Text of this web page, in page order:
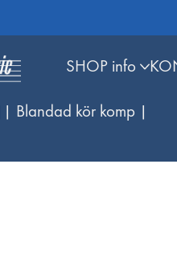
SHOP info
| Blandad kör komp |